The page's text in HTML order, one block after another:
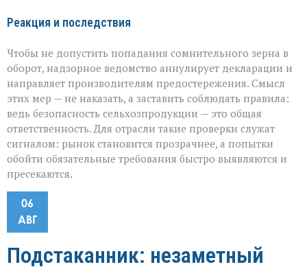
Реакция и последствия
Чтобы не допустить попадания сомнительного зерна в
оборот, надзорное ведомство аннулирует декларации и
направляет производителям предостережения. Смысл
этих мер — не наказать, а заставить соблюдать правила:
ведь безопасность сельхозпродукции — это общая
ответственность. Для отрасли такие проверки служат
сигналом: рынок становится прозрачнее, а попытки
обойти обязательные требования быстро выявляются и
пресекаются.
06
АВГ
Подстаканник: незаметный